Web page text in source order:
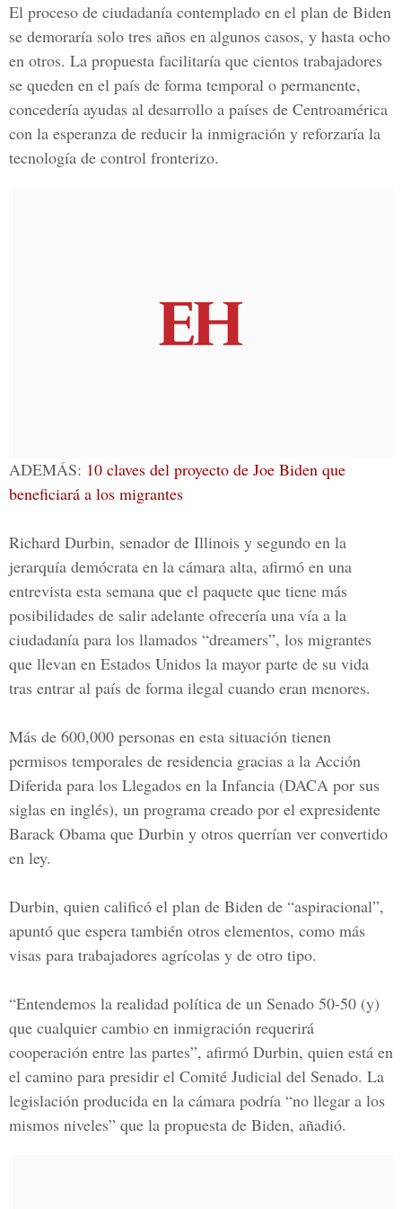
El proceso de ciudadanía contemplado en el plan de Biden
se demoraría solo tres años en algunos casos, y hasta ocho
en otros. La propuesta facilitaría que cientos trabajadores
se queden en el país de forma temporal o permanente,
concedería ayudas al desarrollo a países de Centroamérica
con la esperanza de reducir la inmigración y reforzaría la
tecnología de control fronterizo.
ADEMÁS: 10 claves del proyecto de Joe Biden que
beneficiará a los migrantes
Richard Durbin, senador de Illinois y segundo en la
jerarquía demócrata en la cámara alta, afirmó en una
entrevista esta semana que el paquete que tiene más
posibilidades de salir adelante ofrecería una vía a la
ciudadanía para los llamados “dreamers”, los migrantes
que llevan en Estados Unidos la mayor parte de su vida
tras entrar al país de forma ilegal cuando eran menores.
Más de 600,000 personas en esta situación tienen
permisos temporales de residencia gracias a la Acción
Diferida para los Llegados en la Infancia (DACA por sus
siglas en inglés), un programa creado por el expresidente
Barack Obama que Durbin y otros querrían ver convertido
en ley.
Durbin, quien calificó el plan de Biden de “aspiracional”,
apuntó que espera también otros elementos, como más
visas para trabajadores agrícolas y de otro tipo.
“Entendemos la realidad política de un Senado 50-50 (y)
que cualquier cambio en inmigración requerirá
cooperación entre las partes”, afirmó Durbin, quien está en
el camino para presidir el Comité Judicial del Senado. La
legislación producida en la cámara podría “no llegar a los
mismos niveles” que la propuesta de Biden, añadió.